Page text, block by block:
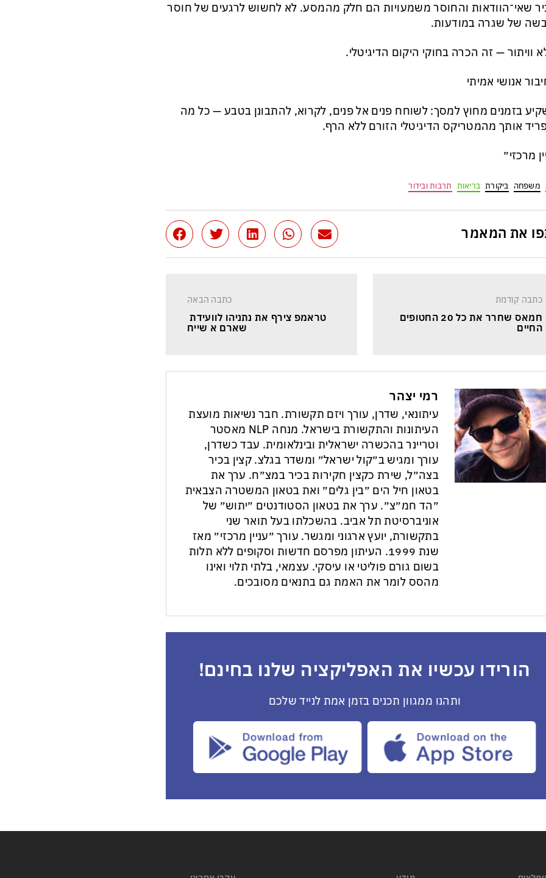
שאי־הוודאות והחוסר משמעויות הם חלק מהמסע. לא לחשוש לרגעים של חוסר
של שגרה במודעות.
וויתור — זה הכרה בחוקי היקום הדיגיטלי.
בזמנים מחוץ למסך: לשוחח פנים אל פנים, לקרוא, להתבונן בטבע — כל מה
אותך מהמטריקס הדיגיטלי הזורם ללא הרף.
מרכזי״
משפחה ביקורת בריאות תרבות ובידור
את המאמר
כתבה קודמת
חמאס שחרר את כל 20 החטופים
החיים
כתבה הבאה
טראמפ צירף את נתניהו לוועידת
שארם א שייח
רמי יצהר
עיתונאי, שדרן, עורך ויזם תקשורת. חבר נשיאות מועצת
העיתונות והתקשורת בישראל. מנחה NLP מאסטר
וטריינר בהכשרה ישראלית ובינלאומית. עבד כשדרן,
עורך ומגיש ב״קול ישראל״ ומשדר בגלצ. קצין בכיר
בצה״ל, שירת כקצין חקירות בכיר במצ״ח. ערך את
בטאון חיל הים ״בין גלים״ ואת בטאון המשטרה הצבאית
״הד חמ״צ״. ערך את בטאון הסטודנטים ״יתוש״ של
אוניברסיטת תל אביב. בהשכלתו בעל תואר שני
בתקשורת, יועץ ארגוני ומגשר. עורך ״עניין מרכזי״ מאז
שנת 1999. העיתון מפרסם חדשות וסקופים ללא תלות
בשום גורם פוליטי או עיסקי. עצמאי, בלתי תלוי ואינו
מהסס לומר את האמת גם בתנאים מסובכים.
הורידו עכשיו את האפליקציה שלנו בחינם!
ותהנו ממגוון תכנים בזמן אמת לנייד שלכם